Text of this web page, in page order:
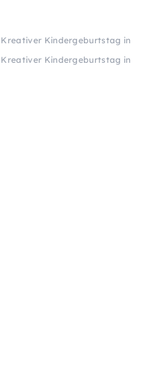
Kreativer Kindergeburtstag in
Kreativer Kindergeburtstag in